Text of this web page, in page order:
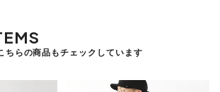
ちらの商品もチェックしています